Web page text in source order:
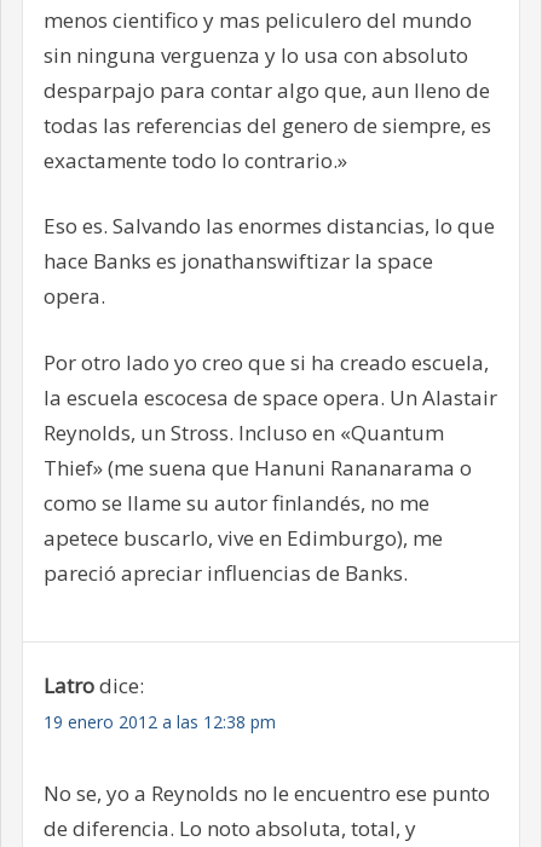
menos cientifico y mas peliculero del mundo
sin ninguna verguenza y lo usa con absoluto
desparpajo para contar algo que, aun lleno de
todas las referencias del genero de siempre, es
exactamente todo lo contrario.»
Eso es. Salvando las enormes distancias, lo que
hace Banks es jonathanswiftizar la space
opera.
Por otro lado yo creo que si ha creado escuela,
la escuela escocesa de space opera. Un Alastair
Reynolds, un Stross. Incluso en «Quantum
Thief» (me suena que Hanuni Rananarama o
como se llame su autor finlandés, no me
apetece buscarlo, vive en Edimburgo), me
pareció apreciar influencias de Banks.
Latrodice:
19 enero 2012 a las 12:38 pm
No se, yo a Reynolds no le encuentro ese punto
de diferencia. Lo noto absoluta, total, y